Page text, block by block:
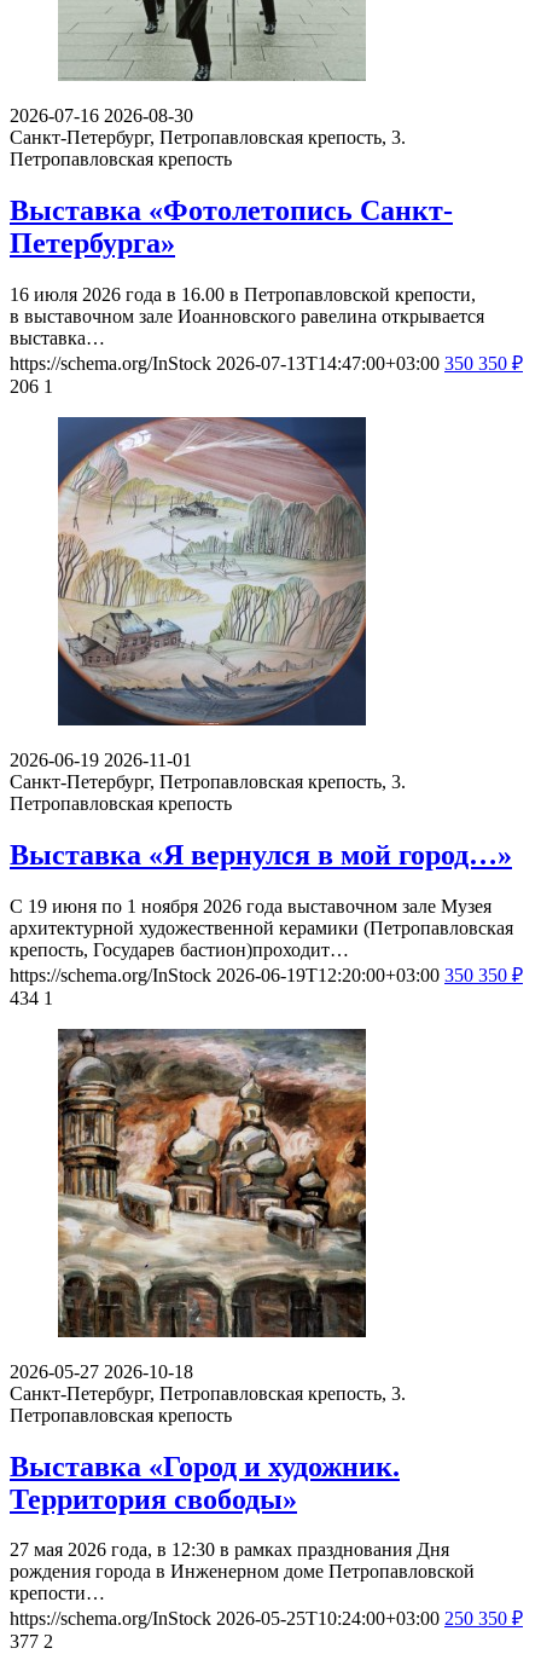
2026-07-16 2026-08-30
Санкт-Петербург, Петропавловская крепость, 3.
Петропавловская крепость
Выставка «Фотолетопись Санкт-
Петербурга»
16 июля 2026 года в 16.00 в Петропавловской крепости,
в выставочном зале Иоанновского равелина открывается
выставка…
https://schema.org/InStock 2026-07-13T14:47:00+03:00 350 350 ₽
206 1
2026-06-19 2026-11-01
Санкт-Петербург, Петропавловская крепость, 3.
Петропавловская крепость
Выставка «Я вернулся в мой город…»
С 19 июня по 1 ноября 2026 года выставочном зале Музея
архитектурной художественной керамики (Петропавловская
крепость, Государев бастион)проходит…
https://schema.org/InStock 2026-06-19T12:20:00+03:00 350 350 ₽
434 1
2026-05-27 2026-10-18
Санкт-Петербург, Петропавловская крепость, 3.
Петропавловская крепость
Выставка «Город и художник.
Территория свободы»
27 мая 2026 года, в 12:30 в рамках празднования Дня
рождения города в Инженерном доме Петропавловской
крепости…
https://schema.org/InStock 2026-05-25T10:24:00+03:00 250 350 ₽
377 2